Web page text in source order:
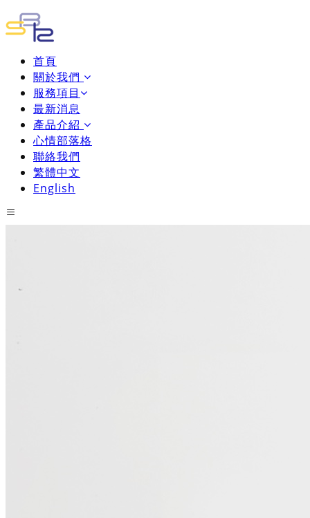
首頁
關於我們
服務項目
最新消息
產品介紹
心情部落格
聯絡我們
繁體中文
English